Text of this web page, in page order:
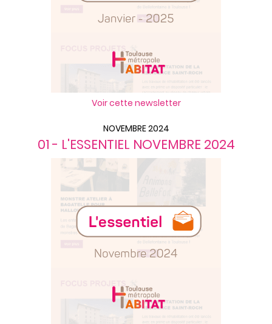
Voir cette newsletter
NOVEMBRE 2024
01 - L'ESSENTIEL NOVEMBRE 2024